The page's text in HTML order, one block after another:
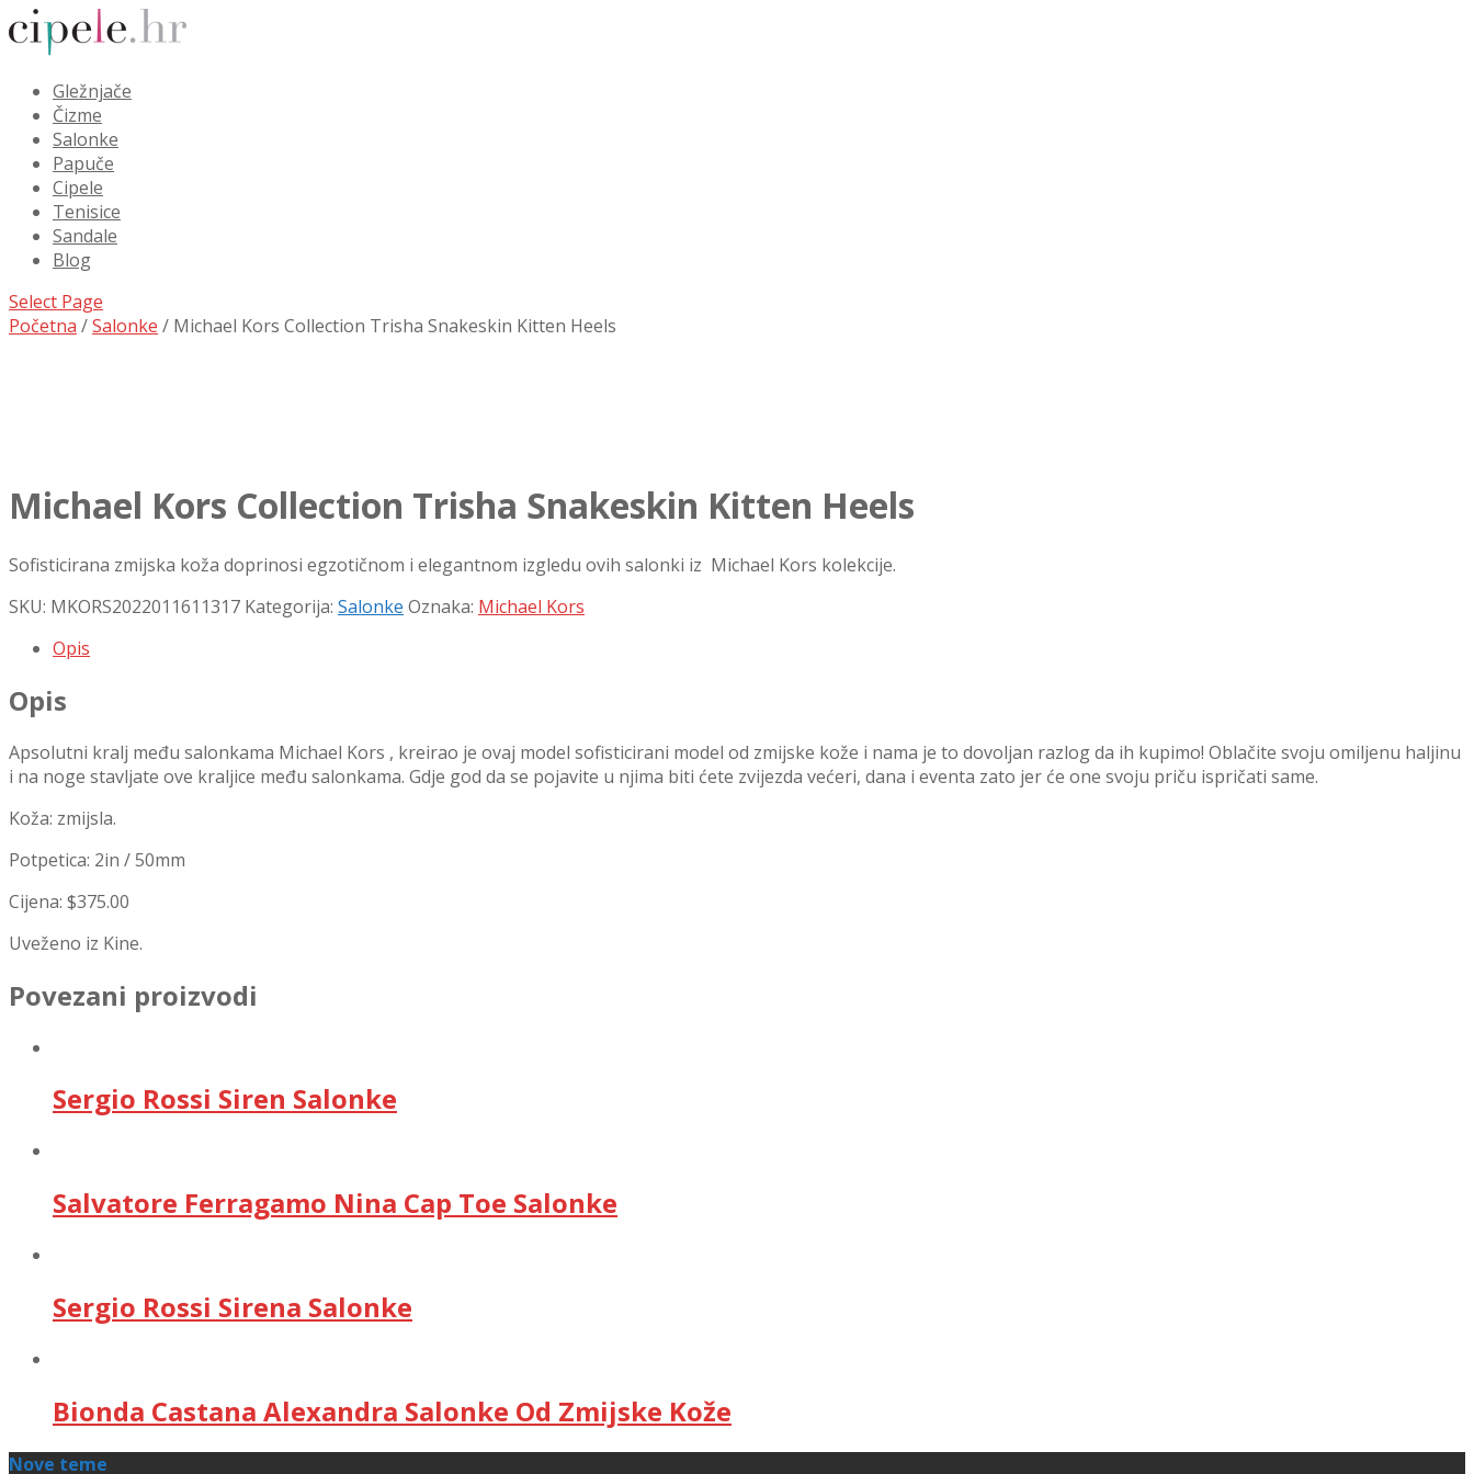
Gležnjače
Čizme
Salonke
Papuče
Cipele
Tenisice
Sandale
Blog
Select Page
Početna /Salonke / Michael Kors Collection Trisha Snakeskin Kitten Heels
Michael Kors Collection Trisha Snakeskin Kitten Heels
Sofisticirana zmijska koža doprinosi egzotičnom i elegantnom izgledu ovih salonki iz Michael Kors kolekcije.
SKU: MKORS2022011611317 Kategorija: Salonke Oznaka: Michael Kors
Opis
Opis
Apsolutni kralj među salonkama Michael Kors , kreirao je ovaj model sofisticirani model od zmijske kože i nama je to dovoljan razlog da ih kupimo! Oblačite svoju omiljenu haljinu
i na noge stavljate ove kraljice među salonkama. Gdje god da se pojavite u njima biti ćete zvijezda većeri, dana i eventa zato jer će one svoju priču ispričati same.
Koža: zmijsla.
Potpetica: 2in / 50mm
Cijena: $375.00
Uveženo iz Kine.
Povezani proizvodi
Sergio Rossi Siren Salonke
Salvatore Ferragamo Nina Cap Toe Salonke
Sergio Rossi Sirena Salonke
Bionda Castana Alexandra Salonke Od Zmijske Kože
Nove teme